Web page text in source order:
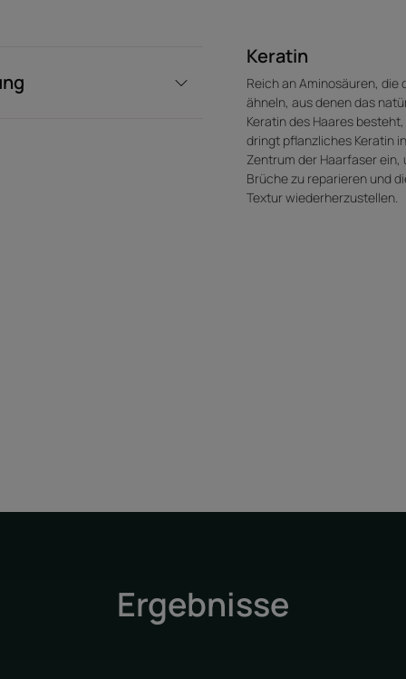
Keratin
Reich an Aminosäuren, die
ähneln, aus denen das
Keratin des Haares besteht,
dringt pflanzliches Keratin
Zentrum der Haarfaser ein,
Brüche zu reparieren und
Textur wiederherzustellen.
Ergebnisse